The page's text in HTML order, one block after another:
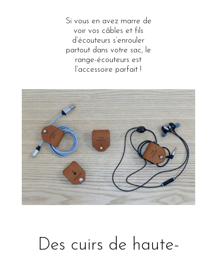
Si vous en avez marre de
voir vos câbles et fils
d’écouteurs s’enrouler
partout dans votre sac, le
range-écouteurs est
l’accessoire parfait !
Des cuirs de haute-